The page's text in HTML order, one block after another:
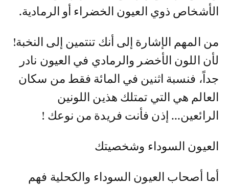
الأشخاص ذوي العيون الخضراء أو الرمادية.
من المهم الإشارة إلى أنك تنتمين إلى النخبة!
لأن اللون الأخضر والرمادي في العيون نادر
جداً، فنسبة اثنين في المائة فقط من سكان
العالم هي التي تمتلك هذين اللونين
الرائعين... إذن فأنت فريدة من نوعك !
العيون السوداء وشخصيتك
أما أصحاب العيون السوداء والكحلية فهم